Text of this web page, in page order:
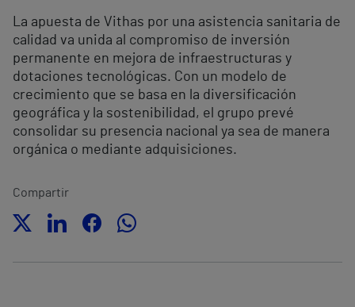
La apuesta de Vithas por una asistencia sanitaria de
calidad va unida al compromiso de inversión
permanente en mejora de infraestructuras y
dotaciones tecnológicas. Con un modelo de
crecimiento que se basa en la diversificación
geográfica y la sostenibilidad, el grupo prevé
consolidar su presencia nacional ya sea de manera
orgánica o mediante adquisiciones.
Compartir